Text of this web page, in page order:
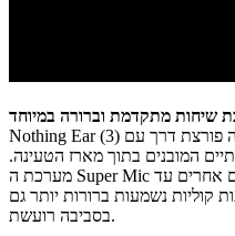
שיחות מתקדמת וברורה במיוחד
Nothing Ear (3) כוללות מערכת מיקרופונים כפולה פורצת דרך עם
המובנים בתוך מארז הטעינה.
מערכת ה Super Mic מתמקדת בקול שלכם ומסננת רעשים אחרים עד
קוליות נשמעות ברורות יותר גם
בסביבה רועשת.